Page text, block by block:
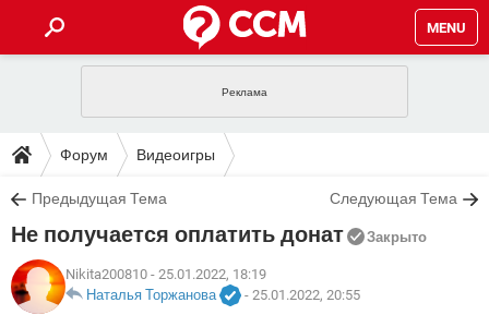
MENU
INSTAGRAM
ИГРЫ WINDOWS 10
ВКОНТАКТЕ ВИДЕО
GOOGLE YANDEX
ПОЛЕЗНЫЕ СОВЕТЫ
TIKTOK
WINDOWS 10 ВКОНТАКТЕ
ЗАГРУЗКИ
TIKTOK TELEGRAM
WHATSAPP INSTAGRAM
FACEBOOK
TIKTOK TELEGRAM
ЭНЦИКЛОПЕДИЯ
Форум Видеоигры
Предыдущая Тема Следующая Тема
Не получается оплатить донат Закрыто
Nikita200810 - 25.01.2022, 18:19
Наталья Торжанова
- 25.01.2022, 20:55